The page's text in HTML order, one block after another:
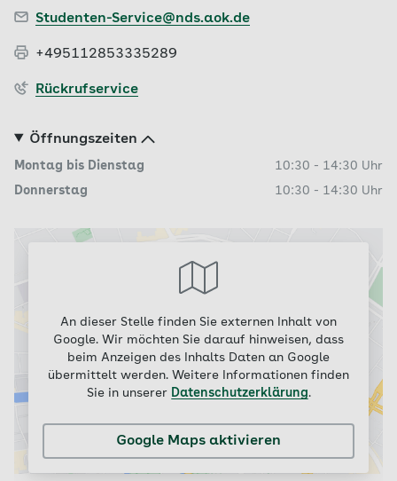
Studenten-Service@nds.aok.de
+495112853335289
Rückrufservice
Öffnungszeiten
Montag bis Dienstag 10:30 - 14:30 Uhr
Donnerstag
10:30 - 14:30 Uhr
An dieser Stelle finden Sie externen Inhalt von
Google. Wir möchten Sie darauf hinweisen, dass
beim Anzeigen des Inhalts Daten an Google
übermittelt werden. Weitere Informationen finden
Sie in unserer Datenschutzerklärung.
Google Maps aktivieren